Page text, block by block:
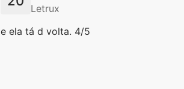
Letrux
e ela tá d volta. 4/5